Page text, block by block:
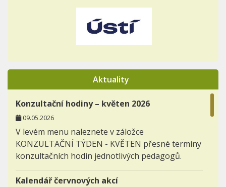
Aktuality
Konzultační hodiny – květen 2026
09.05.2026
V levém menu naleznete v záložce
KONZULTAČNÍ TÝDEN - KVĚTEN přesné termíny
konzultačních hodin jednotlivých pedagogů.
Kalendář červnových akcí